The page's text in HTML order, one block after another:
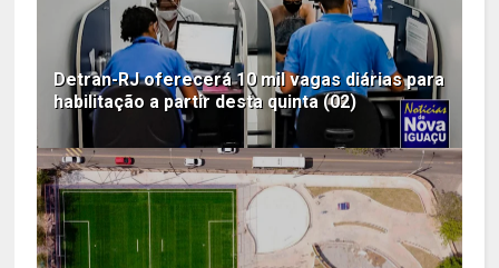
Detran-RJ oferecerá 10 mil vagas diárias para
habilitação a partir desta quinta (02)